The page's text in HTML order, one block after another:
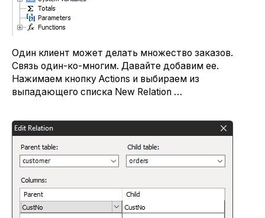
Один клиент может делать множество заказов.
Связь один-ко-многим. Давайте добавим ее.
Нажимаем кнопку Actions и выбираем из
выпадающего списка New Relation …